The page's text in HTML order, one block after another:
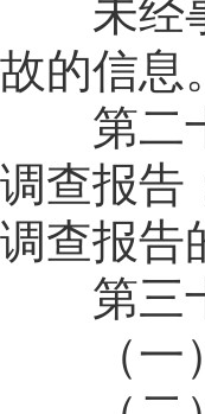
故的信息。
第二十
调查报告
调查报告
第三十
（一）